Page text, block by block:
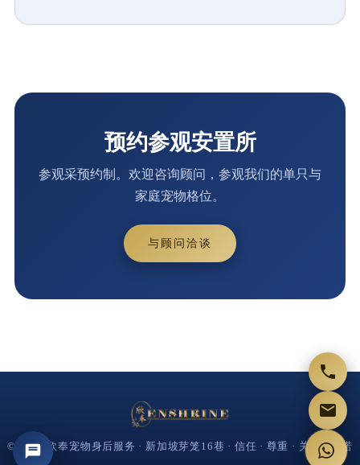
预约参观安置所
参观采预约制。欢迎咨询顾问，参观我们的单只与
家庭宠物格位。
与顾问洽谈
© 2026 欣奉宠物身后服务 · 新加坡芽笼16巷 · 信任 · 尊重 · 关怀 · 承诺